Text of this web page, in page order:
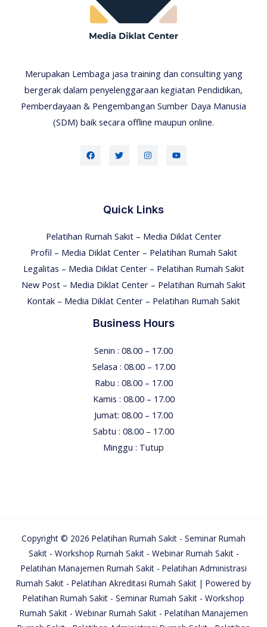
Merupakan Lembaga jasa training dan consulting yang
bergerak dalam penyelenggaraan kegiatan Pendidikan,
Pemberdayaan & Pengembangan Sumber Daya Manusia
(SDM) baik secara offline maupun online.
Quick Links
Pelatihan Rumah Sakit – Media Diklat Center
Profil – Media Diklat Center – Pelatihan Rumah Sakit
Legalitas – Media Diklat Center – Pelatihan Rumah Sakit
New Post – Media Diklat Center – Pelatihan Rumah Sakit
Kontak – Media Diklat Center – Pelatihan Rumah Sakit
Business Hours
Senin : 08.00 – 17.00
Selasa : 08.00 – 17.00
Rabu : 08.00 – 17.00
Kamis : 08.00 – 17.00
Jumat: 08.00 – 17.00
Sabtu : 08.00 – 17.00
Minggu : Tutup
Copyright © 2026 Pelatihan Rumah Sakit - Seminar Rumah
Sakit - Workshop Rumah Sakit - Webinar Rumah Sakit -
Pelatihan Manajemen Rumah Sakit - Pelatihan Administrasi
Rumah Sakit - Pelatihan Akreditasi Rumah Sakit | Powered by
Pelatihan Rumah Sakit - Seminar Rumah Sakit - Workshop
Rumah Sakit - Webinar Rumah Sakit - Pelatihan Manajemen